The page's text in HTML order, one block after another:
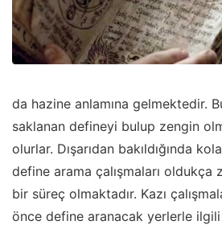
da hazine anlamına gelmektedir.
saklanan defineyi bulup zengin
olurlar. Dışarıdan bakıldığında
define arama çalışmaları oldukça
bir süreç olmaktadır. Kazı
önce define aranacak yerlerle